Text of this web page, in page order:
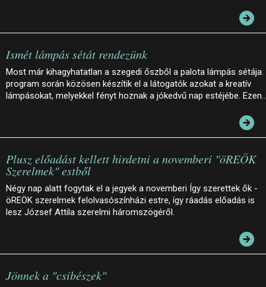
Ismét lámpás sétát rendezünk
Most már kihagyhatatlan a szegedi őszből a palota lámpás sétája.
program során közösen készítik el a látogatók azokat a kreatív
lámpásokat, melyekkel fényt hoznak a jókedvű nap estéjébe.
Plusz előadást kellett hirdetni a novemberi "öREÖK
Szerelmek" estből
Négy nap alatt fogytak el a jegyek a novemberi Így szerettek ők -
öREÖK szerelmek felolvasószínházi estre, így ráadás előadás is
lesz József Attila szerelmi háromszögéről.
Jönnek a "csibészek"